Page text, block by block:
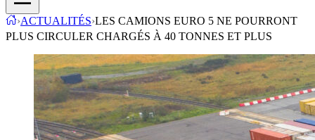
›ACTUALITÉS›LES CAMIONS EURO 5 NE POURRONT
PLUS CIRCULER CHARGÉS À 40 TONNES ET PLUS